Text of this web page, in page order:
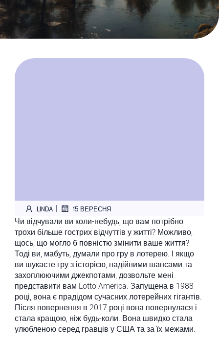
LINDA | 15 ВЕРЕСНЯ
Чи відчували ви коли-небудь, що вам потрібно
трохи більше гострих відчуттів у житті? Можливо,
щось, що могло б повністю змінити ваше життя?
Тоді ви, мабуть, думали про гру в лотерею. І якщо
ви шукаєте гру з історією, надійними шансами та
захоплюючими джекпотами, дозвольте мені
представити вам Lotto America. Запущена в 1988
році, вона є прадідом сучасних лотерейних гігантів.
Після повернення в 2017 році вона повернулася і
стала кращою, ніж будь-коли. Вона швидко стала
улюбленою серед гравців у США та за їх межами.